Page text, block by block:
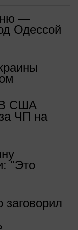
—
Одессой
В США
ЧП на
"Это